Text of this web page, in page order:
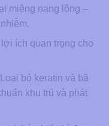
miệng nang lông –
ích quan trọng cho
Loại bỏ keratin và bã
khu trú và phát